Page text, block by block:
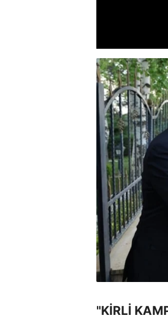
"KİRLİ